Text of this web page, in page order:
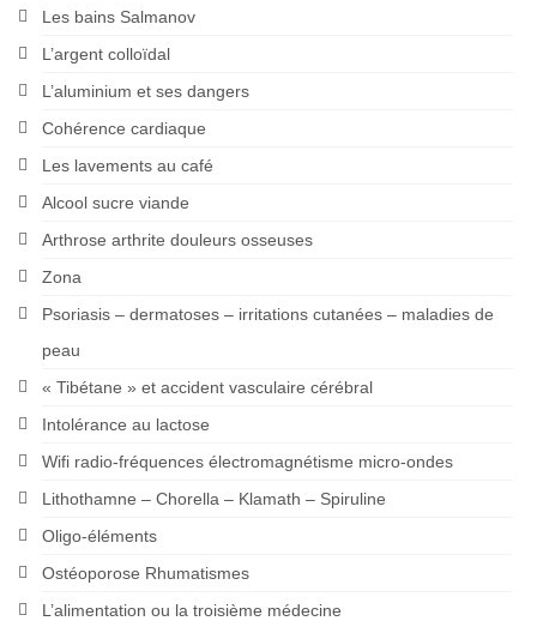
Les bains Salmanov
L’argent colloïdal
L’aluminium et ses dangers
Cohérence cardiaque
Les lavements au café
Alcool sucre viande
Arthrose arthrite douleurs osseuses
Zona
Psoriasis – dermatoses – irritations cutanées – maladies de
peau
« Tibétane » et accident vasculaire cérébral
Intolérance au lactose
Wifi radio-fréquences électromagnétisme micro-ondes
Lithothamne – Chorella – Klamath – Spiruline
Oligo-éléments
Ostéoporose Rhumatismes
L’alimentation ou la troisième médecine